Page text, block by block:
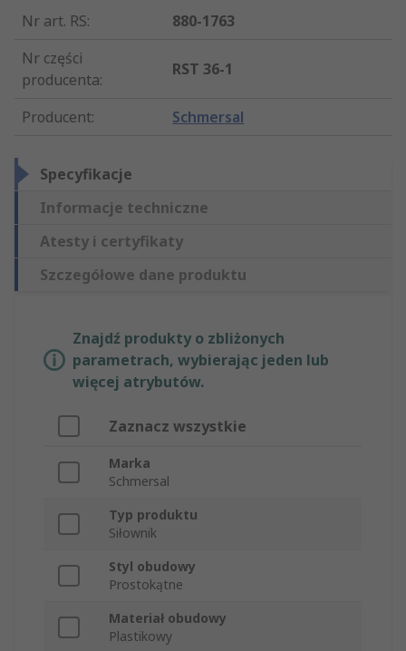
Nr art. RS:
880-1763
Nr części
producenta:
RST 36-1
Producent: Schmersal
Specyfikacje
Informacje techniczne
Atesty i certyfikaty
Szczegółowe dane produktu
Znajdź produkty o zbliżonych
parametrach, wybierając jeden lub
więcej atrybutów.
Zaznacz wszystkie
Marka
Schmersal
Typ produktu
Siłownik
Styl obudowy
Prostokątne
Materiał obudowy
Plastikowy